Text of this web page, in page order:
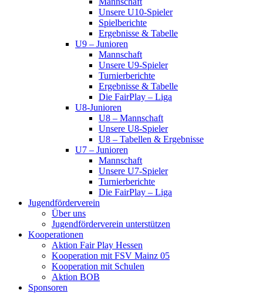
Unsere U10-Spieler
Spielberichte
Ergebnisse & Tabelle
U9 – Junioren
Mannschaft
Unsere U9-Spieler
Turnierberichte
Ergebnisse & Tabelle
Die FairPlay – Liga
U8-Junioren
U8 – Mannschaft
Unsere U8-Spieler
U8 – Tabellen & Ergebnisse
U7 – Junioren
Mannschaft
Unsere U7-Spieler
Turnierberichte
Die FairPlay – Liga
Jugendförderverein
Über uns
Jugendförderverein unterstützen
Kooperationen
Aktion Fair Play Hessen
Kooperation mit FSV Mainz 05
Kooperation mit Schulen
Aktion BOB
Sponsoren